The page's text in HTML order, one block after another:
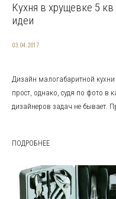
Кухня в хрущевке 5
идеи
03.04.2017
Дизайн малогабаритной
прост, однако, судя по фото в
дизайнеров задач не бывает.
ПОДРОБНЕЕ